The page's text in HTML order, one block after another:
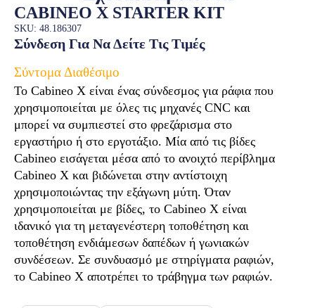
CABINEO X STARTER KIT
SKU: 48.186307
Σύνδεση Για Να Δείτε Τις Τιμές
Σύντομα Διαθέσιμο
Το Cabineo X είναι ένας σύνδεσμος για ράφια που
χρησιμοποιείται με όλες τις μηχανές CNC και
μπορεί να συμπιεστεί στο φρεζάρισμα στο
εργαστήριο ή στο εργοτάξιο. Μία από τις βίδες
Cabineo εισάγεται μέσα από το ανοιχτό περίβλημα
Cabineo X και βιδώνεται στην αντίστοιχη
χρησιμοποιώντας την εξάγωνη μύτη. Όταν
χρησιμοποιείται με βίδες, το Cabineo X είναι
ιδανικό για τη μεταγενέστερη τοποθέτηση και
τοποθέτηση ενδιάμεσων δαπέδων ή γωνιακών
συνδέσεων. Σε συνδυασμό με στηρίγματα ραφιών,
το Cabineo X αποτρέπει το τράβηγμα των ραφιών.